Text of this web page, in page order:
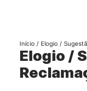
Candidatos
Docentes
Elogio /
Início / Elogio /